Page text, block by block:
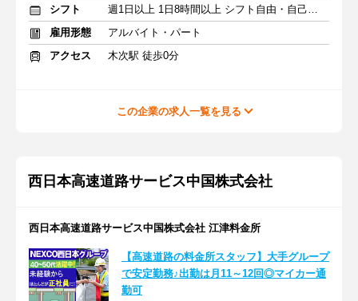
シフト
週1日以上 1日8時間以上 シフト自由・自己申告
雇用形態
アルバイト・パート
アクセス
木次駅 徒歩0分
この企業の求人一覧を見る
西日本高速道路サービス中国株式会社
西日本高速道路サービス中国株式会社 江津料金所
【高速道路の料金所スタッフ】大手グループ
で安定勤務♪出勤は月11～12回◎マイカー通
勤可